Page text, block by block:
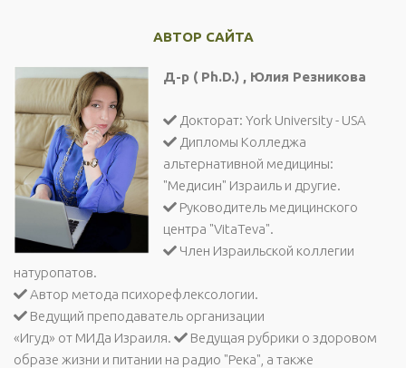
АВТОР САЙТА
Д-р ( Ph.D.) , Юлия Резникова
Докторат: York University - USA
Дипломы Колледжа
альтернативной медицины:
"Медисин" Израиль и другие.
Руководитель медицинского
центра "VitaTeva".
Член Израильской коллегии
натуропатов.
Автор метода психорефлексологии.
Ведущий преподаватель организации
«Игуд» от МИДа Израиля.
Ведущая рубрики о здоровом
образе жизни и питании на радио "Река", а также